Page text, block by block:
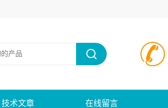
技术文章 在线留言